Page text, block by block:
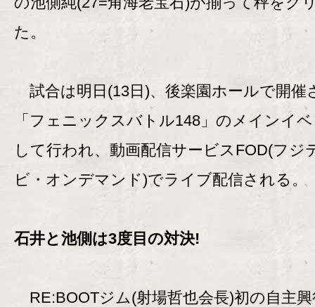
た。
試合は明日(13日)、後楽園ホールで開催
「フェニックスバトル148」のメインイ
して行われ、動画配信サービスFOD(フジ
ビ・オンデマンド)でライブ配信される。
石井と池側は3度目の対決!
RE:BOOTジム(射場哲也会長)初の自主